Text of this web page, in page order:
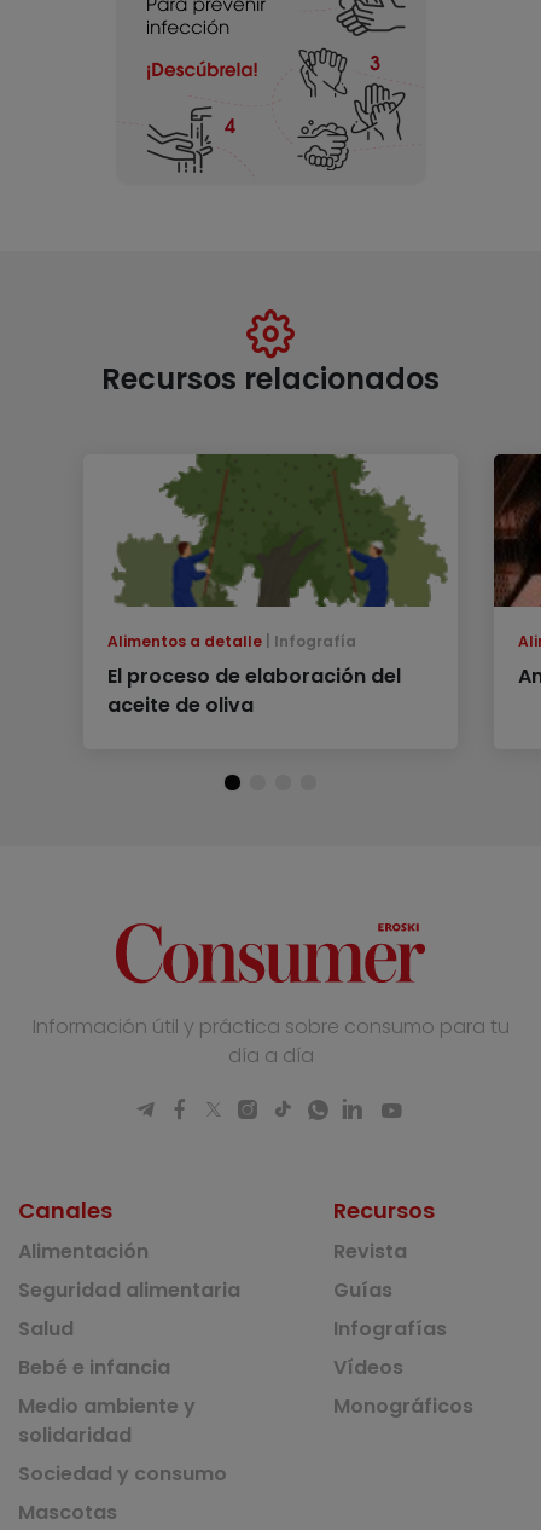
Recursos relacionados
Alimentos a detalle Infografía
El proceso de elaboración del
aceite de oliva
Información útil y práctica sobre consumo para tu
día a día
Canales
Alimentación
Seguridad alimentaria
Salud
Bebé e infancia
Medio ambiente y
solidaridad
Sociedad y consumo
Mascotas
Recursos
Revista
Guías
Infografías
Vídeos
Monográficos